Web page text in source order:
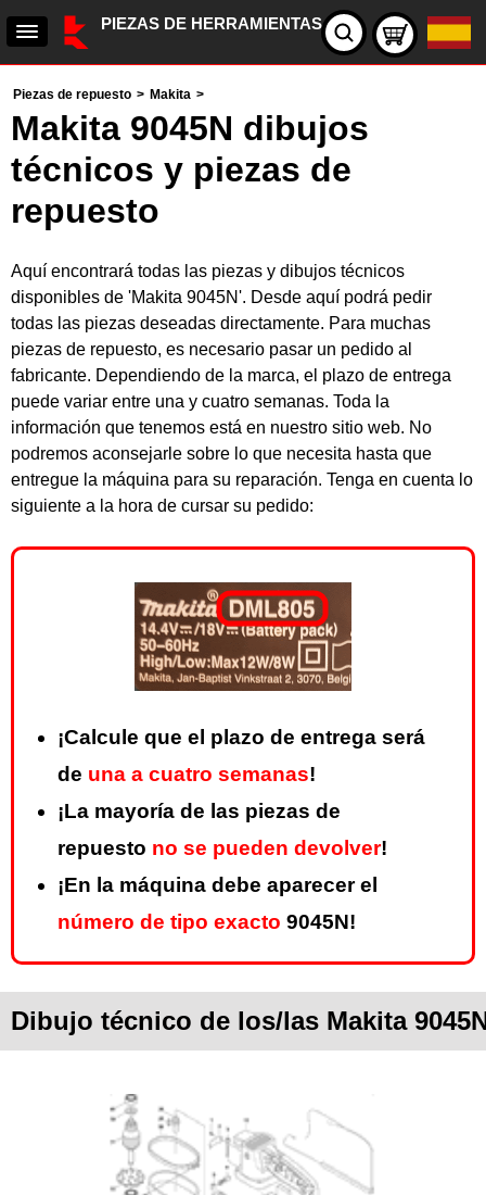
PIEZAS DE HERRAMIENTAS
Piezas de repuesto > Makita >
Makita 9045N dibujos
técnicos y piezas de
repuesto
Aquí encontrará todas las piezas y dibujos técnicos
disponibles de 'Makita 9045N'. Desde aquí podrá pedir
todas las piezas deseadas directamente. Para muchas
piezas de repuesto, es necesario pasar un pedido al
fabricante. Dependiendo de la marca, el plazo de entrega
puede variar entre una y cuatro semanas. Toda la
información que tenemos está en nuestro sitio web. No
podremos aconsejarle sobre lo que necesita hasta que
entregue la máquina para su reparación. Tenga en cuenta lo
siguiente a la hora de cursar su pedido:
¡Calcule que el plazo de entrega será
de una a cuatro semanas!
¡La mayoría de las piezas de
repuesto no se pueden devolver!
¡En la máquina debe aparecer el
número de tipo exacto 9045N!
Dibujo técnico de los/las Makita